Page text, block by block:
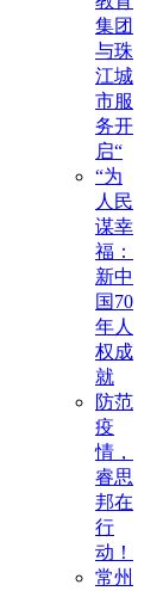
集团
与珠
江城
市服
务开
启“
“为
人民
谋幸
福：
新中
国70
年人
权成
就
防范
疫
情，
睿思
邦在
行
动！
常州